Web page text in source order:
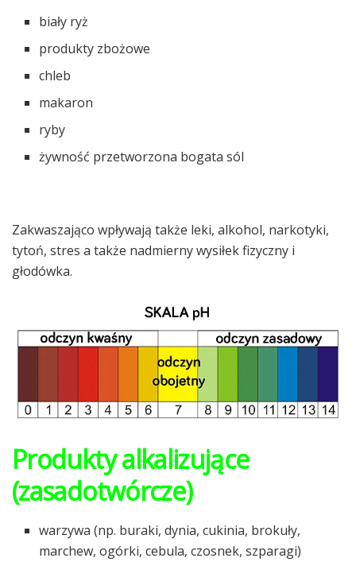
biały ryż
produkty zbożowe
chleb
makaron
ryby
żywność przetworzona bogata sól
Zakwaszająco wpływają także leki, alkohol, narkotyki,
tytoń, stres a także nadmierny wysiłek fizyczny i
głodówka.
Produkty alkalizujące
(zasadotwórcze)
warzywa (np. buraki, dynia, cukinia, brokuły,
marchew, ogórki, cebula, czosnek, szparagi)